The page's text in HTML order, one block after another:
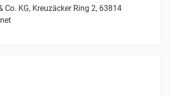
Co. KG, Kreuzäcker Ring 2, 63814